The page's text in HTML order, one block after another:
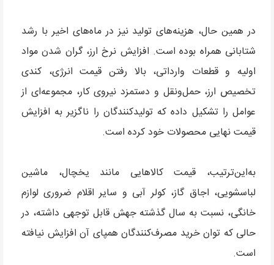
در همین حال، هزینه‌های تولید نیز در ماه‌های اخیر با رشد
شتابانی همراه بوده است. افزایش نرخ ارز، گران شدن مواد
اولیه و قطعات وارداتی، بالا رفتن قیمت انرژی، کندی
تخصیص ارز، حمل‌ونقل و دستمزد نیروی کار، مجموعه‌ای از
عوامل را تشکیل داده که تولیدکنندگان را ناگزیر به افزایش
قیمت نهایی محصولات خود کرده است.
به‌این‌ترتیب، قیمت کالاهایی مانند یخچال، ماشین
لباسشویی، اجاق گاز، کولر آبی و سایر اقلام ضروری لوازم
خانگی، نسبت به سال گذشته جهش قابل توجهی داشته، در
حالی که توان خرید مصرف‌کنندگان همپای آن افزایش نیافته
است.